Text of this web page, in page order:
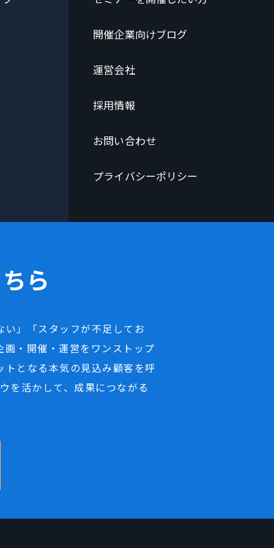
開催企業向けブログ
運営会社
採用情報
お問い合わせ
プライバシーポリシー
ら
い」「スタッフが不足してお
・開催・運営をワンストップ
となる本気の見込み顧客を呼
を活かして、成果につながる